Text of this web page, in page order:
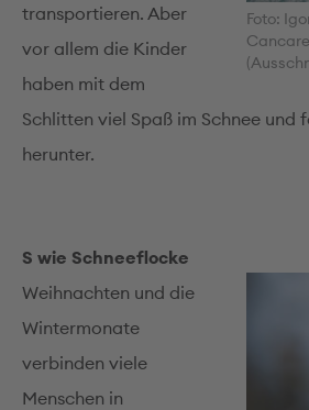
Foto:
transportieren. Aber
vor allem die Kinder
haben mit dem
Schlitten viel Spaß im Schnee und
herunter.
S wie Schneeflocke
Weihnachten und die
Wintermonate
verbinden viele
Menschen in